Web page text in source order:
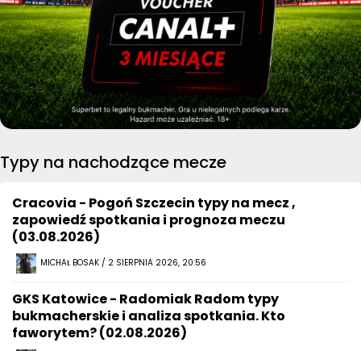
Typy na nachodzące mecze
Cracovia - Pogoń Szczecin typy na mecz ,
zapowiedź spotkania i prognoza meczu
(03.08.2026)
MICHAŁ BOSAK / 2 SIERPNIA 2026, 20:56
GKS Katowice - Radomiak Radom typy
bukmacherskie i analiza spotkania. Kto
faworytem? (02.08.2026)